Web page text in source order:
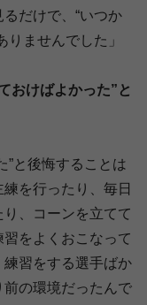
だけで、“いつか
りませんでした」
おけばよかった”と
”と後悔することは
を行ったり、毎日
、コーンを立てて
をよくおこなって
習をする選手ばか
前の環境だったんで